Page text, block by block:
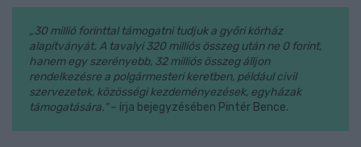
„30 millió forinttal támogatni tudjuk a győri kórház
alapítványát. A tavalyi 320 milliós összeg után ne 0 forint,
hanem egy szerényebb, 32 milliós összeg álljon
rendelkezésre a polgármesteri keretben, például civil
szervezetek, közösségi kezdeményezések, egyházak
támogatására.”– írja bejegyzésében Pintér Bence.